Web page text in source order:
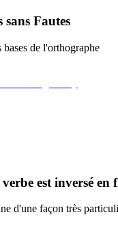
Fautes
de l'orthographe
est inversé en
d'une façon très